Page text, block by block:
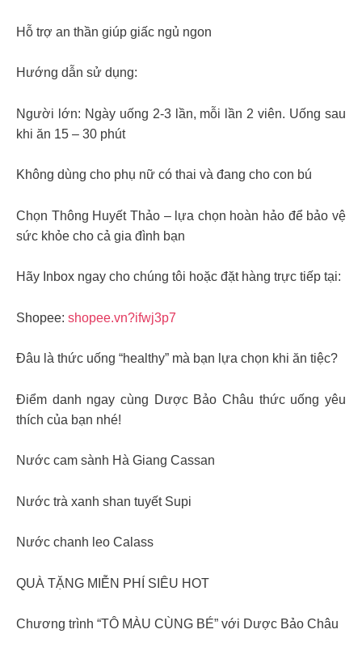
Hỗ trợ an thần giúp giấc ngủ ngon
Hướng dẫn sử dụng:
Người lớn: Ngày uống 2-3 lần, mỗi lần 2 viên. Uống sau
khi ăn 15 – 30 phút
Không dùng cho phụ nữ có thai và đang cho con bú
Chọn Thông Huyết Thảo – lựa chọn hoàn hảo để bảo vệ
sức khỏe cho cả gia đình bạn
Hãy Inbox ngay cho chúng tôi hoặc đặt hàng trực tiếp tại:
Shopee: shopee.vn?ifwj3p7
Đâu là thức uống “healthy” mà bạn lựa chọn khi ăn tiệc?
Điểm danh ngay cùng Dược Bảo Châu thức uống yêu
thích của bạn nhé!
Nước cam sành Hà Giang Cassan
Nước trà xanh shan tuyết Supi
Nước chanh leo Calass
QUÀ TẶNG MIỄN PHÍ SIÊU HOT
Chương trình “TÔ MÀU CÙNG BÉ” với Dược Bảo Châu